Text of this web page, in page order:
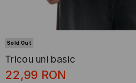
Sold Out
Tricou uni basic
22,99 RON